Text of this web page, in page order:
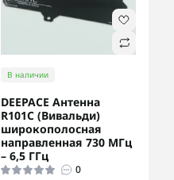
В наличии
DEEPACE Антенна
R101C (Вивальди)
широкополосная
направленная 730 МГц
– 6,5 ГГц
0